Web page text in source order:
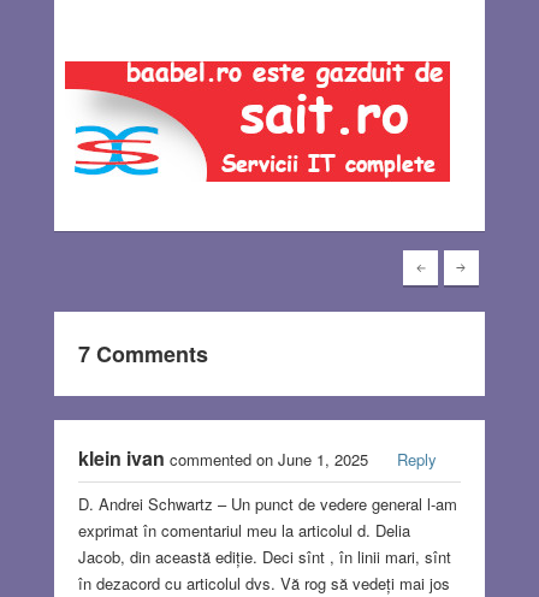
7 Comments
klein ivan commented on June 1, 2025
Reply
D. Andrei Schwartz – Un punct de vedere general l-am
exprimat în comentariul meu la articolul d. Delia
Jacob, din această ediție. Deci sînt , în linii mari, sînt
în dezacord cu articolul dvs. Vă rog să vedeți mai jos